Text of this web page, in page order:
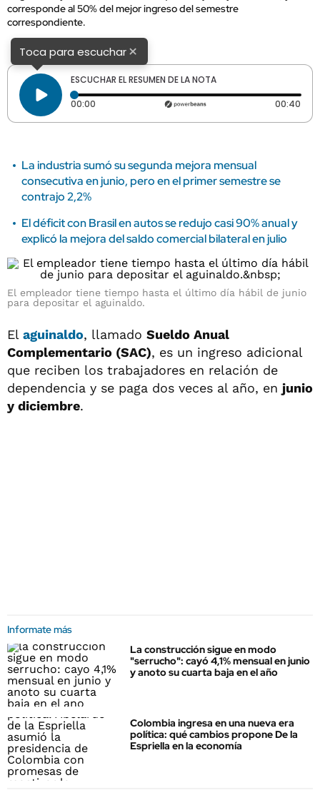
corresponde al 50% del mejor ingreso del semestre
correspondiente.
Toca para escuchar×
ESCUCHAR EL RESUMEN DE LA NOTA
00:00 Tiempo transcurrido: 0 segundos 00:40
La industria sumó su segunda mejora mensual
consecutiva en junio, pero en el primer semestre se
contrajo 2,2%
El déficit con Brasil en autos se redujo casi 90% anual y
explicó la mejora del saldo comercial bilateral en julio
El empleador tiene tiempo hasta el último día hábil de junio
para depositar el aguinaldo.
El aguinaldo, llamado Sueldo Anual
Complementario (SAC), es un ingreso adicional
que reciben los trabajadores en relación de
dependencia y se paga dos veces al año, en junio
y diciembre.
Informate más
La construcción sigue en modo
"serrucho": cayó 4,1% mensual en junio
y anoto su cuarta baja en el año
Colombia ingresa en una nueva era
política: qué cambios propone De la
Espriella en la economía